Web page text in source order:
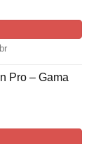
Pro – Gama